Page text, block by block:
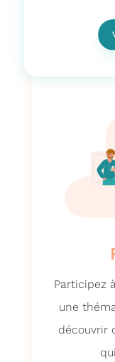
Participez
une
découvrir